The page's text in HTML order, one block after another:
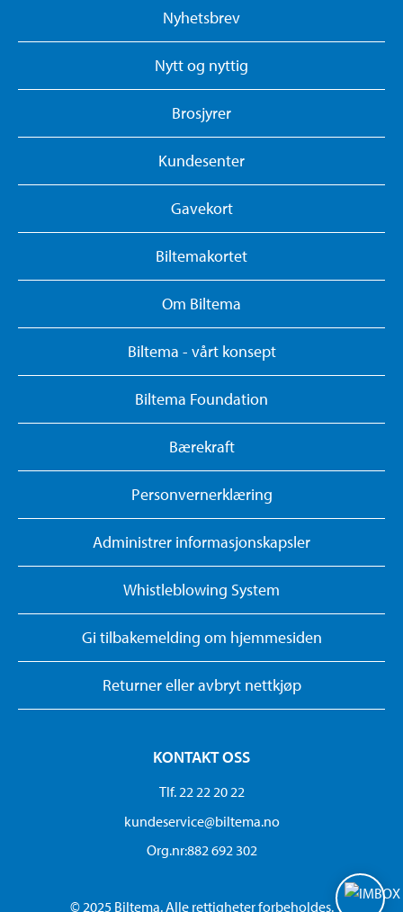
Nyhetsbrev
Nytt og nyttig
Brosjyrer
Kundesenter
Gavekort
Biltemakortet
Om Biltema
Biltema - vårt konsept
Biltema Foundation
Bærekraft
Personvernerklæring
Administrer informasjonskapsler
Whistleblowing System
Gi tilbakemelding om hjemmesiden
Returner eller avbryt nettkjøp
KONTAKT OSS
Tlf. 22 22 20 22
kundeservice@biltema.no
Org.nr:882 692 302
© 2025 Biltema. Alle rettigheter forbeholdes.